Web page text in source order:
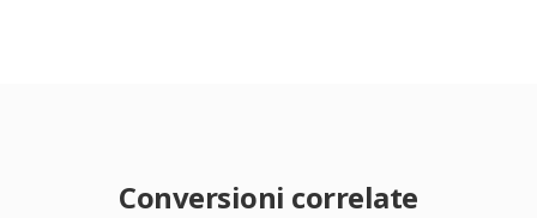
Conversioni correlate